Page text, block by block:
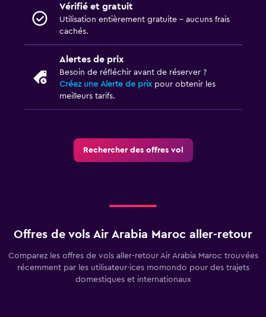
Vérifié et gratuit
Utilisation entièrement gratuite - aucuns frais
cachés.
Alertes de prix
Besoin de réfléchir avant de réserver ?
Créez une Alerte de prix pour obtenir les
meilleurs tarifs.
Rechercher des offres vol
Offres de vols Air Arabia Maroc aller-retour
Comparez les offres de vols aller-retour Air Arabia Maroc trouvées
récemment par les utilisateur·ices momondo pour des trajets
domestiques et internationaux